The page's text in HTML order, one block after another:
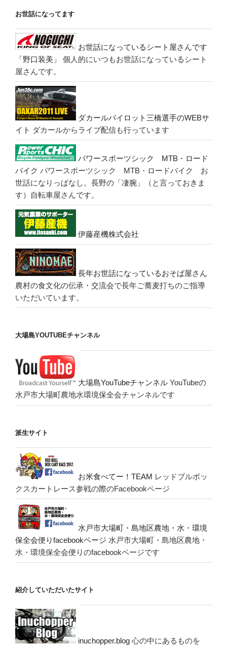
お世話になってます
お世話になっているシート屋さんです
「野口装美」
個人的にいつもお世話になっているシート
屋さんです。
ダカールパイロット三橋選手のWEBサ
イト ダカールからライブ配信も行っています
パワースポーツシック MTB・ロード
バイク パワースポーツシック MTB・ロードバイク お
世話になりっぱなし。長野の「凄腕」（と言っておきま
す）自転車屋さんです。
伊藤産機株式会社
長年お世話になっているおそば屋さん
農村の食文化の伝承・交流会で長年ご蕎麦打ちのご指導
いただいています。
大場島YOUTUBEチャンネル
大場島YouTubeチャンネル YouTubeの
水戸市大場町農地水環境保全会チャンネルです
派生サイト
お米食べてー！TEAM レッドブルボッ
クスカートレース参戦の際のFacebookページ
水戸市大場町・島地区農地・水・環境
保全会便りfacebookページ 水戸市大場町・島地区農地・
水・環境保全会便りのfacebookページです
紹介していただいたサイト
inuchopper.blog 心の中にあるものを